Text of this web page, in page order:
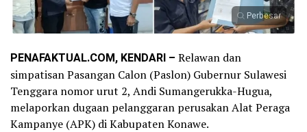
Perbesar
PENAFAKTUAL.COM, KENDARI – Relawan dan
simpatisan Pasangan Calon (Paslon) Gubernur Sulawesi
Tenggara nomor urut 2, Andi Sumangerukka-Hugua,
melaporkan dugaan pelanggaran perusakan Alat Peraga
Kampanye (APK) di Kabupaten Konawe.